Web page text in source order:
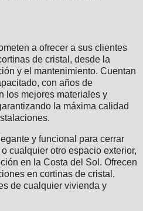
a ofrecer a sus clientes
de cristal, desde la
y el mantenimiento. Cuentan
con años de
los mejores materiales y
la máxima calidad
y funcional para cerrar
cualquier otro espacio exterior,
en la Costa del Sol. Ofrecen
en cortinas de cristal,
de cualquier vivienda y